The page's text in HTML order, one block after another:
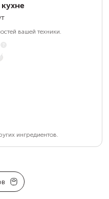
вашей техники.
ингредиентов.